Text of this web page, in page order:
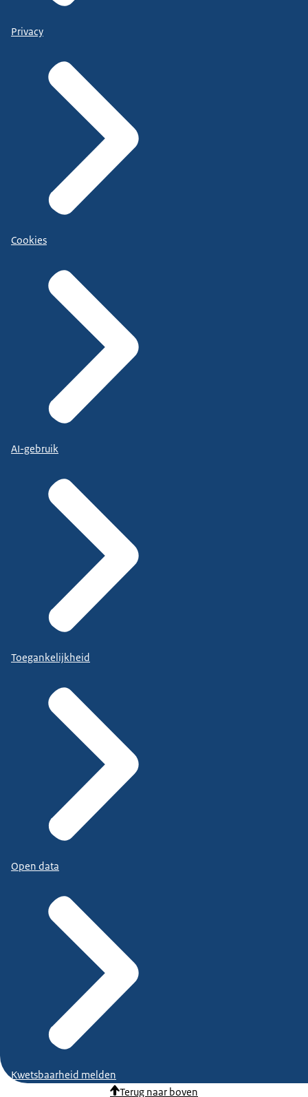
Privacy
Cookies
AI-gebruik
Toegankelijkheid
Open data
Kwetsbaarheid melden
Terug naar boven